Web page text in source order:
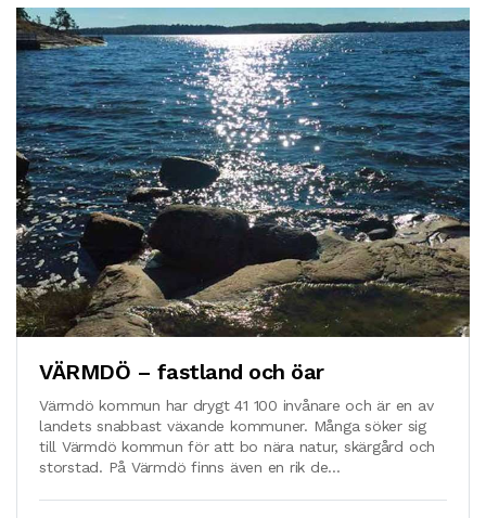
VÄRMDÖ – fastland och öar
Värmdö kommun har drygt 41 100 invånare och är en av
landets snabbast växande kommuner. Många söker sig
till Värmdö kommun för att bo nära natur, skärgård och
storstad. På Värmdö finns även en rik de...